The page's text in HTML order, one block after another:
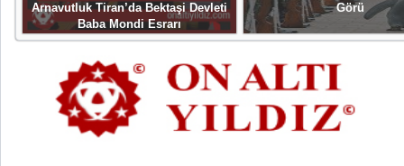
Arnavutluk Tiran’da Bektaşi Devleti
Baba Mondi Esrarı
Görü